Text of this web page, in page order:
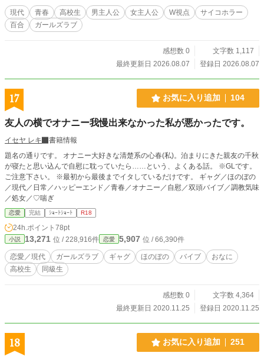
現代 青春 高校生 男主人公 女主人公 W視点
サイコホラー
百合
ガールズラブ
感想数 0
文字数 1,117
最終更新日 2026.08.07
登録日 2026.08.07
17 お気に入り追加 104
友人の横でオナニー我慢出来なかった私が悪かったです。
イセヤ レキ
書籍情報
題名の通りです。 オナニー大好きな清楚系の心春(私)。泊まりにきた親友の千秋
が寝たと思い込んで自慰に耽っていたら……という、よくある話。 ※GLです。
ご注意下さい。 ※最初から最後までイタしているだけです。 ギャグ／ほのぼの
／現代／日常／ハッピーエンド／青春／オナニー／自慰／双頭バイブ／調教気味
／処女／♡喘ぎ
恋愛 完結 ｼｮｰﾄｼｮｰﾄ R18
24h.ポイント 78pt
小説 13,271 位 / 228,916件 恋愛 5,907 位 / 66,390件
恋愛／現代 ガールズラブ ギャグ ほのぼの バイブ
おなに
高校生
同級生
感想数 0
文字数 4,364
最終更新日 2020.11.25
登録日 2020.11.25
18 お気に入り追加 251